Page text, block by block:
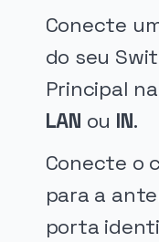
Conecte
do seu
Principal
LAN ou IN.
Conecte o
para a
porta